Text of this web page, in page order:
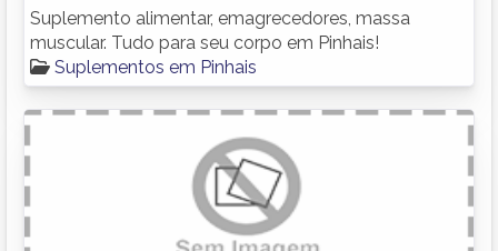
Suplemento alimentar, emagrecedores, massa
muscular. Tudo para seu corpo em Pinhais!
Suplementos em Pinhais